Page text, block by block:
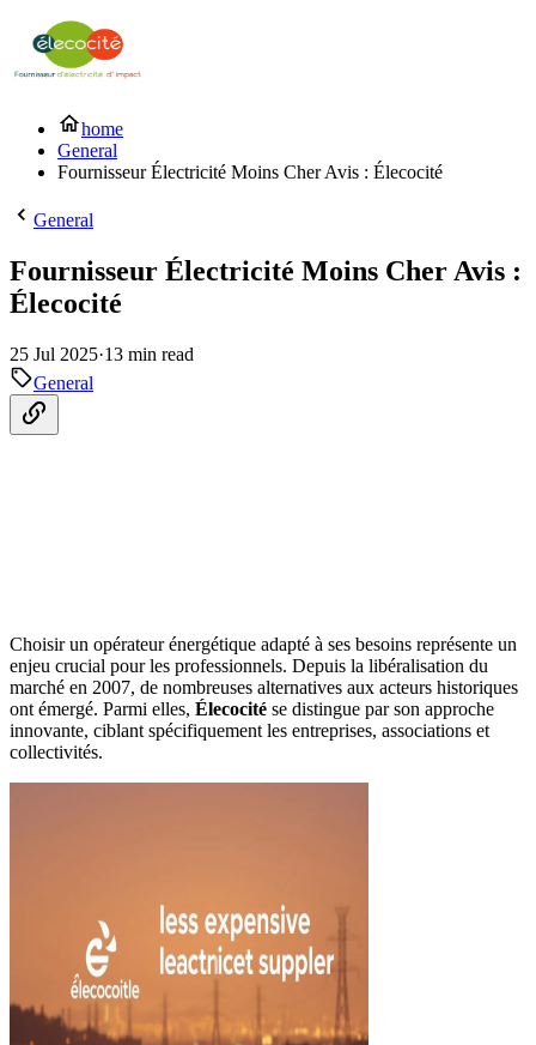
home
General
Fournisseur Électricité Moins Cher Avis : Élecocité
General
Fournisseur Électricité Moins Cher Avis :
Élecocité
25 Jul 2025·13 min read
General
Choisir un opérateur énergétique adapté à ses besoins représente un
enjeu crucial pour les professionnels. Depuis la libéralisation du
marché en 2007, de nombreuses alternatives aux acteurs historiques
ont émergé. Parmi elles, Élecocité se distingue par son approche
innovante, ciblant spécifiquement les entreprises, associations et
collectivités.